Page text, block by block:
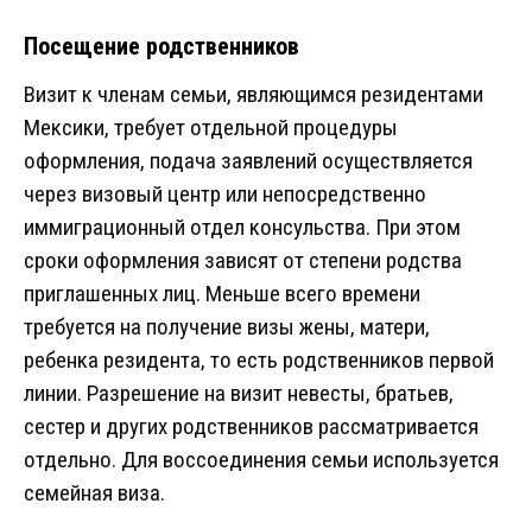
Посещение родственников
Визит к членам семьи, являющимся резидентами
Мексики, требует отдельной процедуры
оформления, подача заявлений осуществляется
через визовый центр или непосредственно
иммиграционный отдел консульства. При этом
сроки оформления зависят от степени родства
приглашенных лиц. Меньше всего времени
требуется на получение визы жены, матери,
ребенка резидента, то есть родственников первой
линии. Разрешение на визит невесты, братьев,
сестер и других родственников рассматривается
отдельно. Для воссоединения семьи используется
семейная виза.